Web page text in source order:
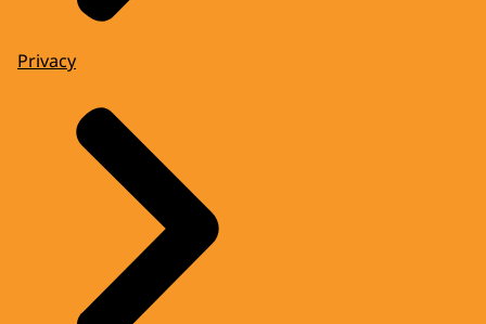
Privacy